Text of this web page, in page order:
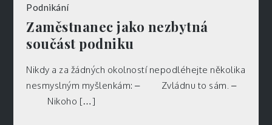
Podnikání
Zaměstnanec jako nezbytná
součást podniku
Nikdy a za žádných okolností nepodléhejte několika
nesmyslným myšlenkám: – Zvládnu to sám. –
Nikoho […]